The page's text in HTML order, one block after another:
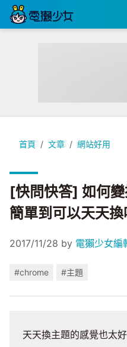
首頁 文章 網站好用
[快問快答] 如何變換
[快問快答] 如何
簡單到可以天天換
2017/11/28 by 電獺少女編
#chrome #主題
天天換主題的感覺也太